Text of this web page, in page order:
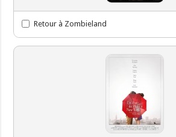
Retour à Zombieland